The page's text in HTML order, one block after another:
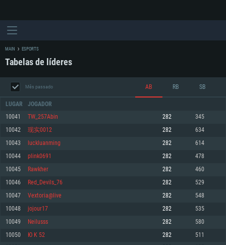
REQUERIMENTOS DE SISTEMA
Mínimo
Sistema Operativo: Windows 10 (64 bit)
Processador: Dual-Core 2.2 GHz
Memória: 4GB
Mínimo
Sistema Operativo: Mac OS Big Sur 11.0 ou versão mais recente
Processador: Core i5 2.2GHz mínimo (Intel Xeon não suportado)
Memória: 6 GB
Mínimo
Sistema Operativo: Distribuições mais modernas do Linux de 64bit
Processador: Dual-Core 2.4 GHz
Memória: 4 GB
MAIN ESPORTS
Tabelas de líderes
Mês passado AB RB SB
LUGAR JOGADOR
10041 TW_257Abin 282 345
10042 现实0012 282 634
10043 luckluanming 282 614
10044 plink0691 282 478
10045 Rawkher 282 460
10046 Red_Devils_76 282 529
10047 Vextoria@live 282 548
10048 jojour17 282 535
10049 Neilusss 282 580
10050 Ю K 52 282 511